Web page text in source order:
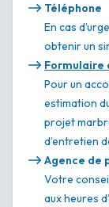
Téléphone
En cas
obtenir un
Formulaire
Pour un
estimation
projet
d’entretien
Agence de
Votre
aux heures